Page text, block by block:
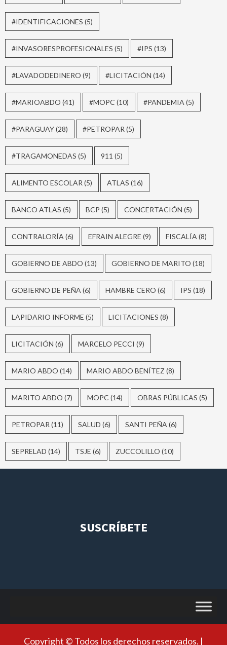
#IDENTIFICACIONES (5)
#INVASORESPROFESIONALES (5) #IPS (13)
#LAVADODEDINERO (9) #LICITACIÓN (14)
#MARIOABDO (41) #MOPC (10) #PANDEMIA(5)
#PARAGUAY(28) #PETROPAR(5)
#TRAGAMONEDAS (5) 911 (5)
ALIMENTO ESCOLAR(5) ATLAS (16)
BANCO ATLAS (5) BCP (5) CONCERTACIÓN (5)
CONTRALORÍA(6) EFRAIN ALEGRE (9) FISCALÍA(8)
GOBIERNO DE ABDO (13) GOBIERNO DE MARITO (18)
GOBIERNO DE PEÑA(6) HAMBRE CERO (6) IPS (18)
LAPIDARIO INFORME (5) LICITACIONES (8)
LICITACIÓN (6) MARCELO PECCI (9)
MARIO ABDO (14) MARIO ABDO BENÍTEZ (8)
MARITO ABDO (7) MOPC (14) OBRAS PÚBLICAS (5)
PETROPAR(11) SALUD (6) SANTI PEÑA(6)
SEPRELAD (14) TSJE (6) ZUCCOLILLO (10)
SUSCRÍBETE
Copyright © Todos los derechos reservados. |